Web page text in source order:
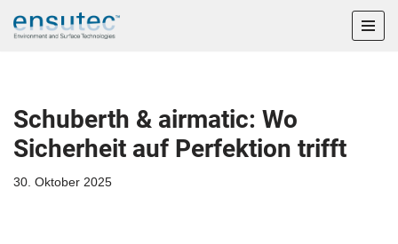
Schuberth & airmatic: Wo
Sicherheit auf Perfektion trifft
30. Oktober 2025